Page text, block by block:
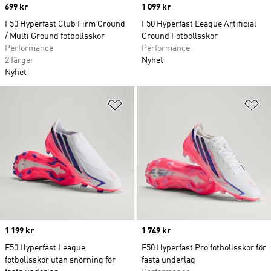
Price
699 kr
F50 Hyperfast Club Firm Ground
/ Multi Ground fotbollsskor
Performance
2 färger
Nyhet
Price
1 099 kr
F50 Hyperfast League Artificial
Ground Fotbollsskor
Performance
Nyhet
Price
1 199 kr
F50 Hyperfast League
fotbollsskor utan snörning för
Price
1 749 kr
F50 Hyperfast Pro fotbollsskor för
fasta underlag